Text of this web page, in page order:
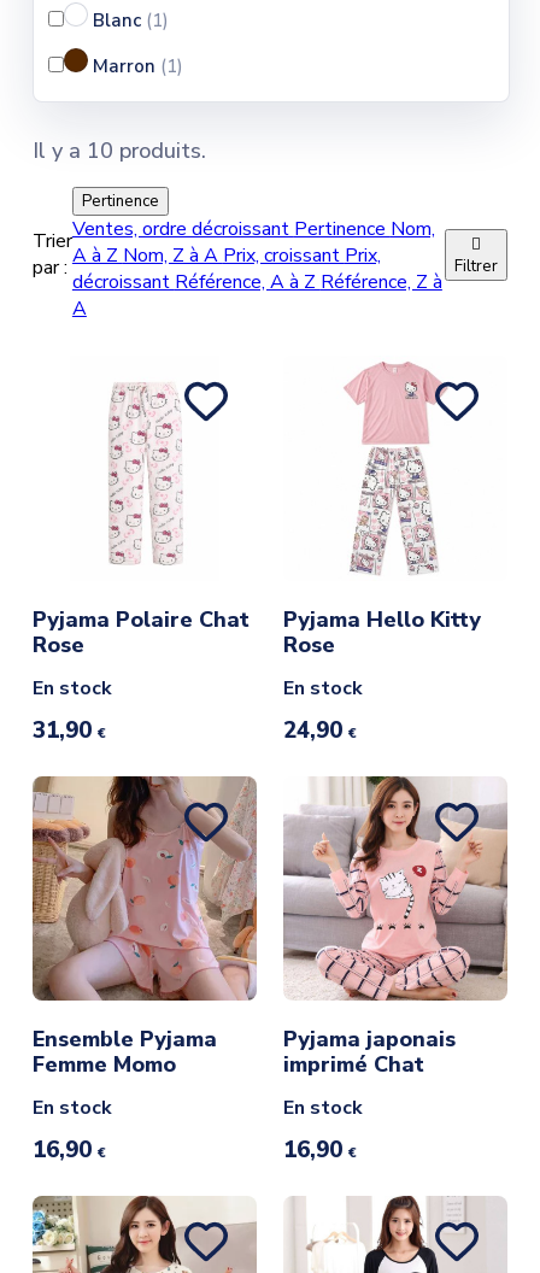
Blanc (1)
Marron (1)
Il y a 10 produits.
Trier
par :
Pertinence
Ventes, ordre décroissant Pertinence Nom,
A à Z Nom, Z à A Prix, croissant Prix,
décroissant Référence, A à Z Référence, Z à
A

Filtrer
Pyjama Polaire Chat
Rose
En stock
31,90 €
Pyjama Hello Kitty
Rose
En stock
24,90 €
Ensemble Pyjama
Femme Momo
En stock
16,90 €
Pyjama japonais
imprimé Chat
En stock
16,90 €